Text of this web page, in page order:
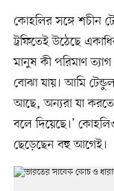
কোহলির সঙ্গে শচীন
ট্রফিতেই উঠেছে
মানুষ কী পরিমাণ
বোঝা যায়। আমি
আছে, অন্যরা যা করতে
বলে দিয়েছে।’
ছেড়েছেন বহু আগেই।